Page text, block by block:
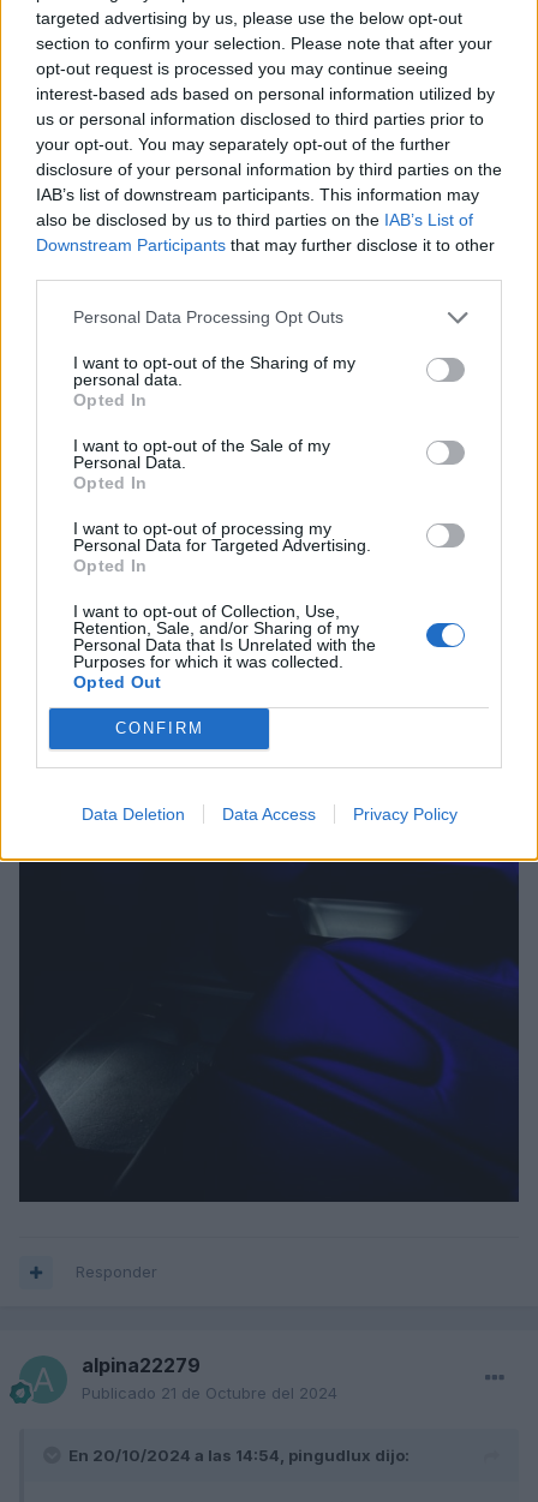
targeted advertising by us, please use the below opt-out
section to confirm your selection. Please note that after your
opt-out request is processed you may continue seeing
interest-based ads based on personal information utilized by
us or personal information disclosed to third parties prior to
your opt-out. You may separately opt-out of the further
disclosure of your personal information by third parties on the
IAB’s list of downstream participants. This information may
also be disclosed by us to third parties on the IAB’s List of
Downstream Participants that may further disclose it to other
Personal Data Processing Opt Outs
I want to opt-out of the Sharing of my
personal data.
Opted In
I want to opt-out of the Sale of my
Personal Data.
Opted In
I want to opt-out of processing my
Personal Data for Targeted Advertising.
Opted In
I want to opt-out of Collection, Use,
Retention, Sale, and/or Sharing of my
Personal Data that Is Unrelated with the
Purposes for which it was collected.
Opted Out
CONFIRM
Data Deletion Data Access Privacy Policy
que puedes regular la intensidad.
Buenas, si lo de regular ya lo tengo al maximo, pero siempre he
pensado que hace muy poco de luz y realmente no se si esto se
compra nuevo y cambia o quedaria igual.
por ello pregunto si alguno de vosotros habeis visto algun invento
mejor.
gracias
Responder
pingudlux
Yo en el mío cambié tantos la iluminación de la manera como la
guantera de la puerta.
Responder
alpina22279
Publicado 21 de Octubre del 2024
En 20/10/2024 a las 14:54, pingudlux dijo: